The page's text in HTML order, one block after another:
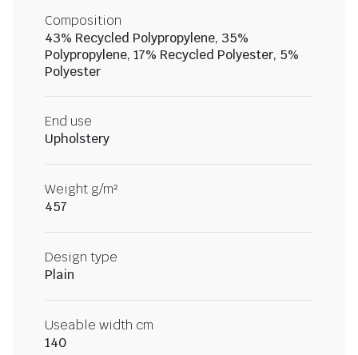
Composition
43% Recycled Polypropylene, 35%
Polypropylene, 17% Recycled Polyester, 5%
Polyester
End use
Upholstery
Weight g/m²
457
Design type
Plain
Useable width cm
140